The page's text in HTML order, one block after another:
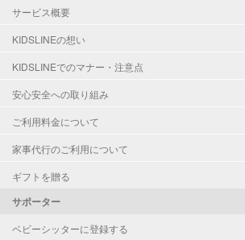
サービス概要
KIDSLINEの想い
KIDSLINEでのマナー・注意点
安心安全への取り組み
ご利用料金について
家事代行のご利用について
ギフトを贈る
サポーター
ベビーシッターに登録する